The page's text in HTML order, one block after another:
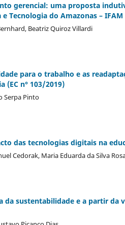
gerencial: uma proposta
e Tecnologia do Amazonas – IFAM
Beatriz Quiroz Villardi
para o trabalho e as
(EC n° 103/2019)
Serpa Pinto
das tecnologias digitais na
Cedorak, Maria Eduarda da Silva
da sustentabilidade e a partir